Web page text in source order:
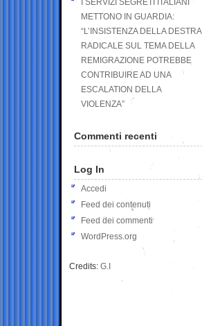
I SERVIZI SEGRETI ITALIANI
METTONO IN GUARDIA:
“L’INSISTENZA DELLA DESTRA
RADICALE SUL TEMA DELLA
REMIGRAZIONE POTREBBE
CONTRIBUIRE AD UNA
ESCALATION DELLA
VIOLENZA”
Commenti recenti
Log In
Accedi
Feed dei contenuti
Feed dei commenti
WordPress.org
Credits: G.I